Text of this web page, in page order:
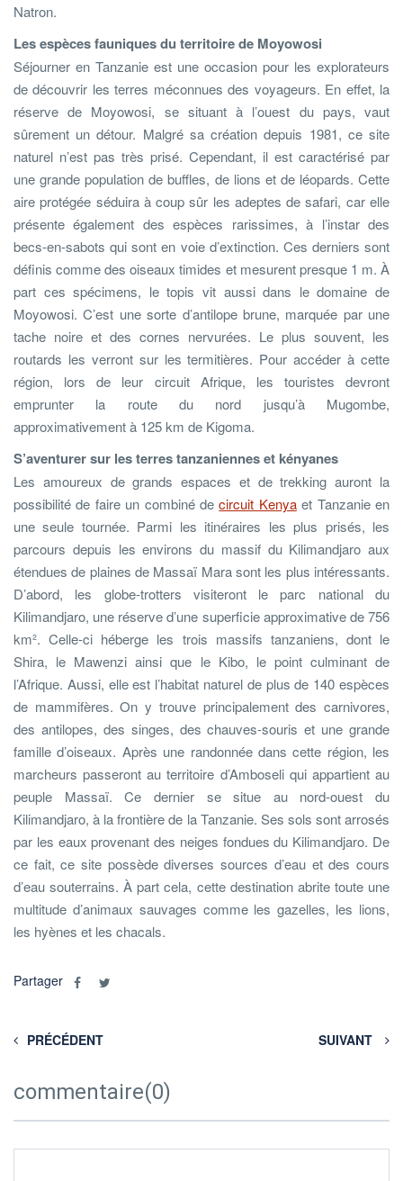
Natron.
Les espèces fauniques du territoire de Moyowosi
Séjourner en Tanzanie est une occasion pour les explorateurs
de découvrir les terres méconnues des voyageurs. En effet, la
réserve de Moyowosi, se situant à l’ouest du pays, vaut
sûrement un détour. Malgré sa création depuis 1981, ce site
naturel n’est pas très prisé. Cependant, il est caractérisé par
une grande population de buffles, de lions et de léopards. Cette
aire protégée séduira à coup sûr les adeptes de safari, car elle
présente également des espèces rarissimes, à l’instar des
becs-en-sabots qui sont en voie d’extinction. Ces derniers sont
définis comme des oiseaux timides et mesurent presque 1 m. À
part ces spécimens, le topis vit aussi dans le domaine de
Moyowosi. C’est une sorte d’antilope brune, marquée par une
tache noire et des cornes nervurées. Le plus souvent, les
routards les verront sur les termitières. Pour accéder à cette
région, lors de leur circuit Afrique, les touristes devront
emprunter la route du nord jusqu’à Mugombe,
approximativement à 125 km de Kigoma.
S’aventurer sur les terres tanzaniennes et kényanes
Les amoureux de grands espaces et de trekking auront la
possibilité de faire un combiné decircuit Kenyaet Tanzanie en
une seule tournée. Parmi les itinéraires les plus prisés, les
parcours depuis les environs du massif du Kilimandjaro aux
étendues de plaines de Massaï Mara sont les plus intéressants.
D’abord, les globe-trotters visiteront le parc national du
Kilimandjaro, une réserve d’une superficie approximative de 756
km². Celle-ci héberge les trois massifs tanzaniens, dont le
Shira, le Mawenzi ainsi que le Kibo, le point culminant de
l’Afrique. Aussi, elle est l’habitat naturel de plus de 140 espèces
de mammifères. On y trouve principalement des carnivores,
des antilopes, des singes, des chauves-souris et une grande
famille d’oiseaux. Après une randonnée dans cette région, les
marcheurs passeront au territoire d’Amboseli qui appartient au
peuple Massaï. Ce dernier se situe au nord-ouest du
Kilimandjaro, à la frontière de la Tanzanie. Ses sols sont arrosés
par les eaux provenant des neiges fondues du Kilimandjaro. De
ce fait, ce site possède diverses sources d’eau et des cours
d’eau souterrains. À part cela, cette destination abrite toute une
multitude d’animaux sauvages comme les gazelles, les lions,
les hyènes et les chacals.
Partager
PRÉCÉDENT SUIVANT
commentaire(0)